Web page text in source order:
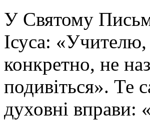
У Святому
Ісуса:
конкретно, не
подивіться». Те
духовні вправи: